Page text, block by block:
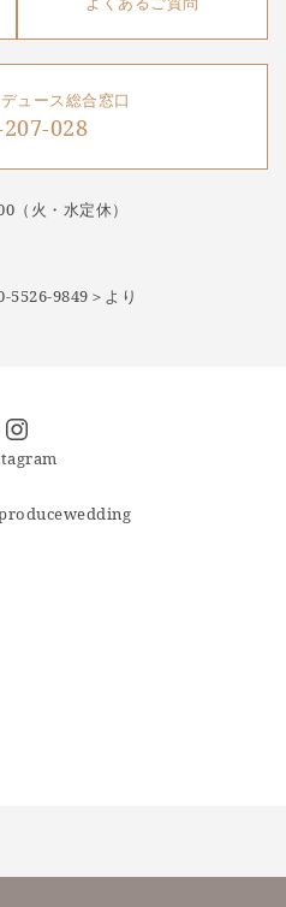
ュース総合窓口
028
（火・水定休）
5526-9849＞より